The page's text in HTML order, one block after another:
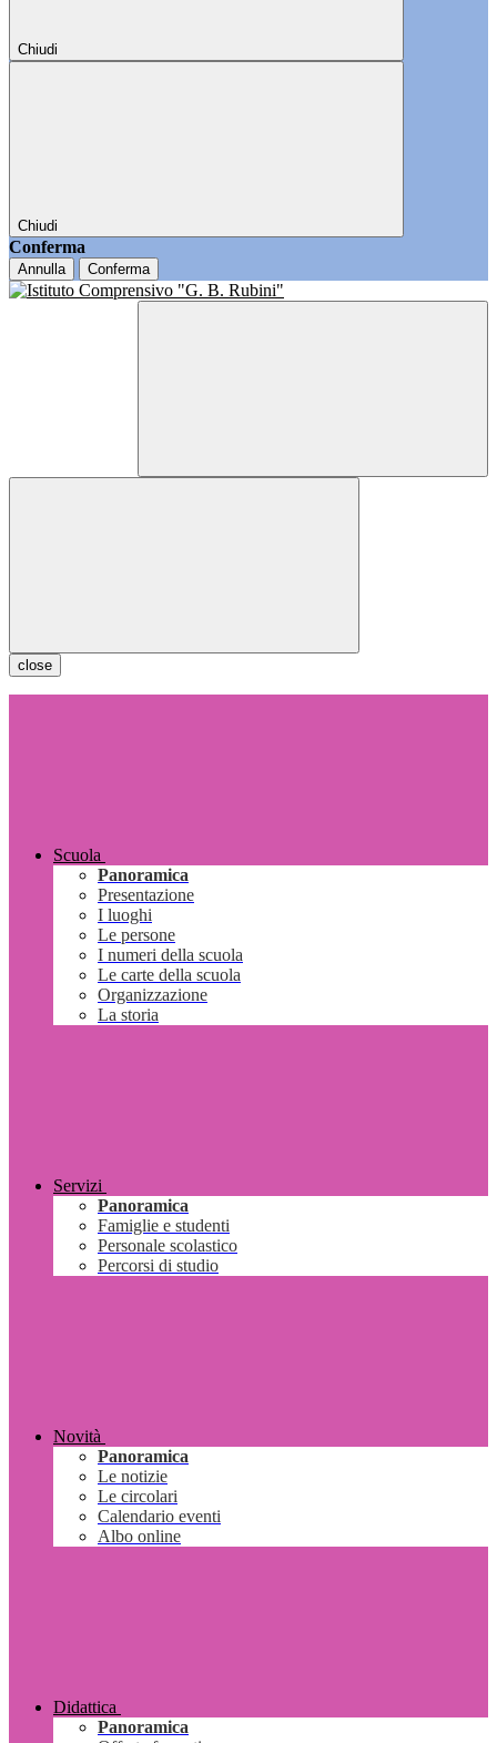
Chiudi
Chiudi
Conferma
Annulla Conferma
close
Scuola
Panoramica
Presentazione
I luoghi
Le persone
I numeri della scuola
Le carte della scuola
Organizzazione
La storia
Servizi
Panoramica
Famiglie e studenti
Personale scolastico
Percorsi di studio
Novità
Panoramica
Le notizie
Le circolari
Calendario eventi
Albo online
Didattica
Panoramica